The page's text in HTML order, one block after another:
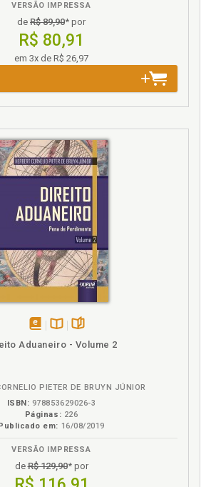
contemporânea. Evasões da teoria
p. 62
& Unger, p. 79
VERSÃO IMPRESSA
de R$ 89,90* por
R$ 80,91
em 3x de R$ 26,97
disponívelDisponível
páginas
Aduaneiro - Volume 2
PIETER DE BRUYN JÚNIOR
ISBN: 978853629026-3
Páginas: 226
Publicado em: 16/08/2019
VERSÃO IMPRESSA
deR$ 129,90* por